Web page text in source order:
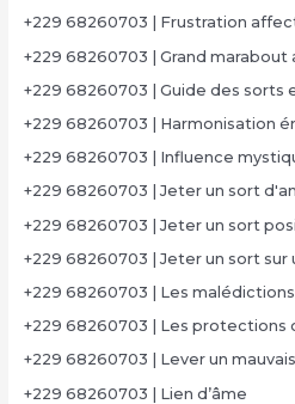
+229 68260703 | Frustration
+229 68260703 | Grand marabout
+229 68260703 | Guide des sorts
+229 68260703 | Harmonisation
+229 68260703 | Influence
+229 68260703 | Jeter un sort
+229 68260703 | Jeter un sort
+229 68260703 | Jeter un sort sur
+229 68260703 | Les
+229 68260703 | Les protections
+229 68260703 | Lever un
+229 68260703 | Lien d’âme